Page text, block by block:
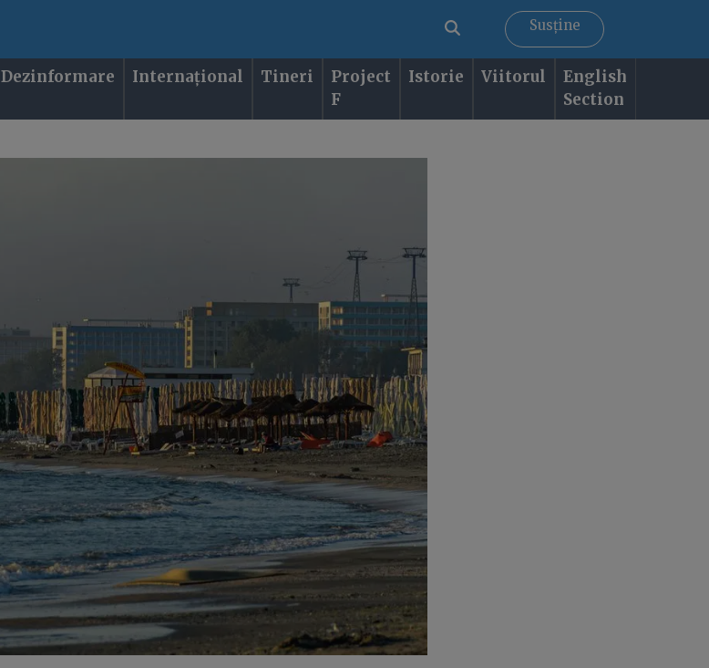
Susține
Dezinformare Internațional Tineri
Project
F
Istorie Viitorul
English
Section